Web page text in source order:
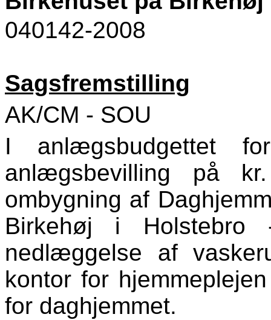
040142-2008
Sagsfremstilling
AK/CM - SOU
I anlægsbudgettet
anlægsbevilling på
ombygning af
Birkehøj i Holstebro
nedlæggelse af
kontor for
for daghjemmet.